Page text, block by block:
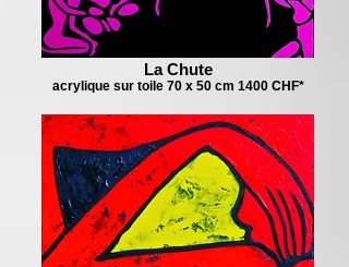
La Chute
acrylique sur toile 70 x 50 cm 1400 CHF*